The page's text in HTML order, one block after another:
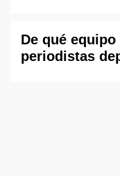
De qué
periodistas